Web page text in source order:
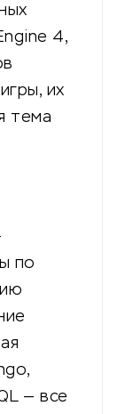
4,
их
тема
по
— все